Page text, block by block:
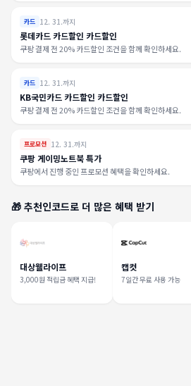
카드 12. 31.까지
롯데카드 카드할인 카드할인
쿠팡 결제 전 20% 카드할인 조건을 함께 확인하세요.
카드 12. 31.까지
KB국민카드 카드할인 카드할인
쿠팡 결제 전 20% 카드할인 조건을 함께 확인하세요.
프로모션 12. 31.까지
쿠팡 게이밍노트북 특가
쿠팡에서 진행 중인 프로모션 혜택을 확인하세요.
🎁 추천인코드로 더 많은 혜택 받기
대상웰라이프
3,000원 적립금 혜택 지급!
캡컷
7일간 무료 사용 가능